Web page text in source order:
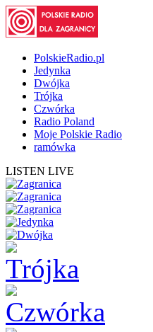
PolskieRadio.pl
Jedynka
Dwójka
Trójka
Czwórka
Radio Poland
Moje Polskie Radio
ramówka
LISTEN LIVE